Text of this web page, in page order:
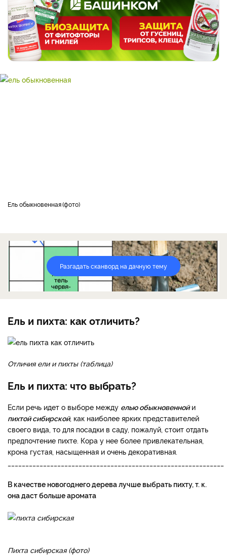
Ель обыкновенная фото
Разгадать сканворд на дачную тему
Ель и пихта: как отличить?
Отличия ели и пихты (таблица)
Ель и пихта: что выбрать?
Если речь идет о выборе между елью обыкновеннойи
пихтой сибирской, как наиболее ярких представителей
своего вида, то для посадки в саду, пожалуй, стоит отдать
предпочтение пихте. Кора у нее более привлекательная,
крона густая, насыщенная и очень декоративная.
В качестве новогоднего дерева лучше выбрать пихту, т. к.
она даст больше аромата
Пихта сибирская (фото)